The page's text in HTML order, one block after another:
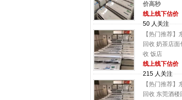
价高秒
线上线下估价
50 人关注
【热门推荐】
回收 奶茶店面
收 饭店
线上线下估价
215 人关注
【热门推荐】
回收 东莞酒楼